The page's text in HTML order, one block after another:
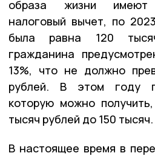
образа жизни имеют
налоговый вычет, по
была равна 120
гражданина
13%, что не должно
рублей. В этом году
которую можно
тысяч рублей до 150 тысяч.
В настоящее время в